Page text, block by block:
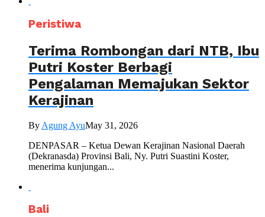
Peristiwa
Terima Rombongan dari NTB, Ibu
Putri Koster Berbagi
Pengalaman Memajukan Sektor
Kerajinan
By Agung AyuMay 31, 2026
DENPASAR – Ketua Dewan Kerajinan Nasional Daerah
(Dekranasda) Provinsi Bali, Ny. Putri Suastini Koster,
menerima kunjungan...
Bali